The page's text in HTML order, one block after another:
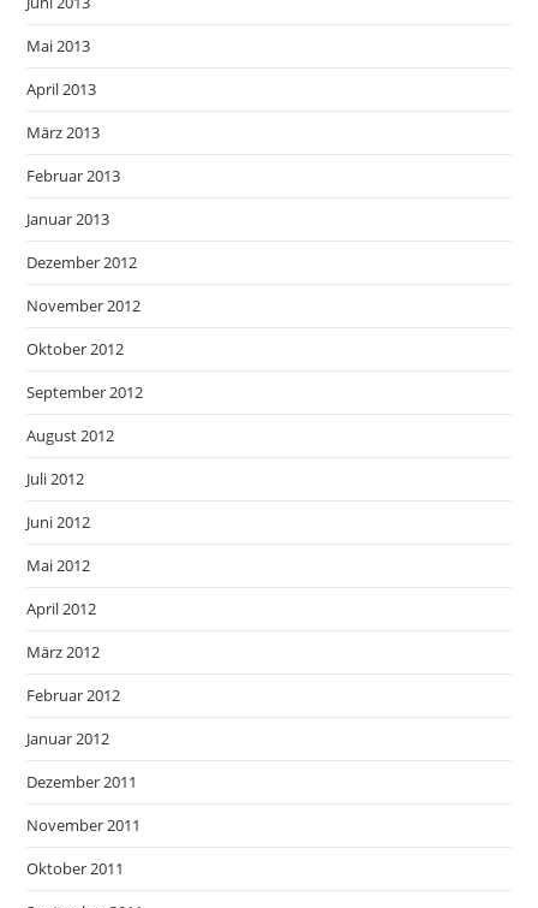
Mai 2013
April 2013
März 2013
Februar 2013
Januar 2013
Dezember 2012
November 2012
Oktober 2012
September 2012
August 2012
Juli 2012
Juni 2012
Mai 2012
April 2012
März 2012
Februar 2012
Januar 2012
Dezember 2011
November 2011
Oktober 2011